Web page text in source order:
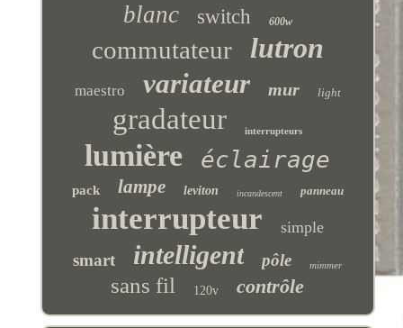
blanc switch 600w
commutateur lutron
maestro variateur mur light
gradateur interrupteurs
lumière éclairage
pack lampe leviton incandescent panneau
interrupteur simple
smart intelligent pôle mimmer
sans fil 120v contrôle